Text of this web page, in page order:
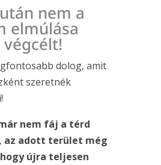
nem a
elmúlása
dolog, amit
szeretnék
nem fáj a térd
az adott terület még
újra teljesen